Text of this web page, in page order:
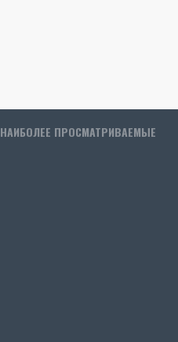
НАИБОЛЕЕ ПРОСМАТРИВАЕМЫЕ